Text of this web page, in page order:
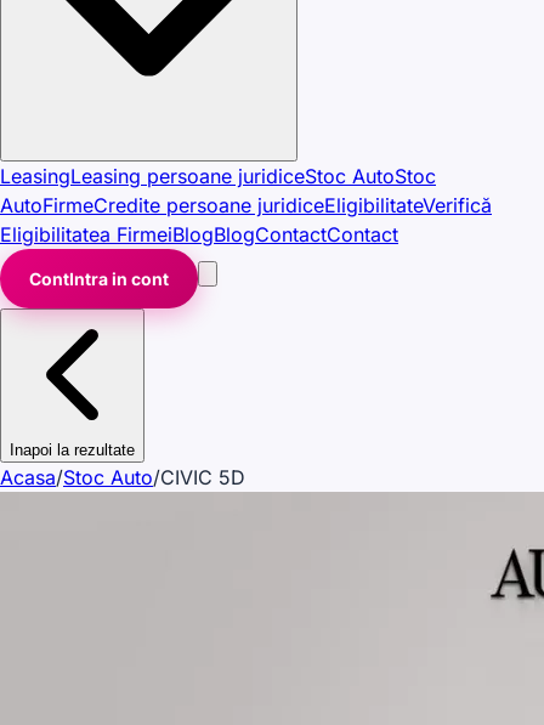
LeasingLeasing persoane juridiceStoc AutoStoc
AutoFirmeCredite persoane juridiceEligibilitateVerifică
Eligibilitatea FirmeiBlogBlogContactContact
ContIntra in cont
Inapoi la rezultate
Acasa/Stoc Auto/CIVIC 5D